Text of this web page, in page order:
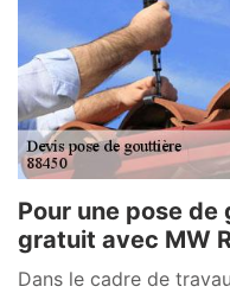
Pour une pose
gratuit avec MW
Dans le cadre de